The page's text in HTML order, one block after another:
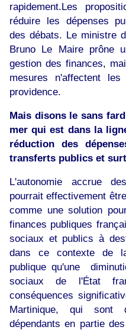
rapidement.Les
réduire les dépenses
des débats. Le ministre
Bruno Le Maire prône
gestion des finances,
mesures n'affectent
providence.
Mais disons le sans
mer qui est dans la
réduction des
transferts publics et
L'autonomie accrue
pourrait effectivement
comme une solution
finances publiques
sociaux et publics à
dans ce contexte de
publique qu'une
sociaux de l'État
conséquences
Martinique, qui sont
dépendants en partie